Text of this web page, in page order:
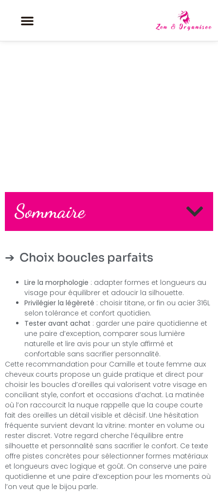
Sommaire
Choix boucles parfaits
Lire la morphologie : adapter formes et longueurs au
visage pour équilibrer et adoucir la silhouette.
Privilégier la légèreté : choisir titane, or fin ou acier 316L
selon tolérance et confort quotidien.
Tester avant achat : garder une paire quotidienne et
une paire d’exception, comparer sous lumière
naturelle et lire avis pour un style affirmé et
confortable sans sacrifier personnalité.
Cette recommandation pour Camille et toute femme aux
cheveux courts propose un guide pratique et direct pour
choisir les boucles d’oreilles qui valorisent votre visage en
conciliant style, confort et occasions d’achat. La matinée
où l’on raccourcit la nuque rappelle que la coupe courte
fait des oreilles un détail visible et décisif. Une hésitation
fréquente survient devant la vitrine: monter en volume ou
rester discret. Votre regard cherche l’équilibre entre
silhouette et personnalité sans sacrifier le confort. Ce texte
offre pistes concrètes pour sélectionner formes matériaux
et longueurs avec logique et goût. On conserve une paire
quotidienne et une paire d’exception pour les moments où
l’on veut que le bijou parle.